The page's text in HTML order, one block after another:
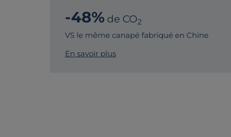
-48%de CO2
VS le même canapé fabriqué en Chine
En savoir plus